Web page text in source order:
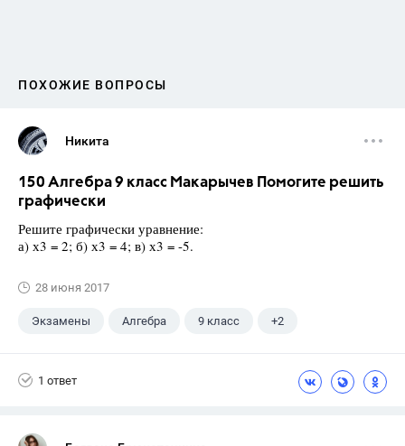
ПОХОЖИЕ ВОПРОСЫ
Никита
150 Алгебра 9 класс Макарычев Помогите решить
графически
Решите графически уравнение:
а) х3 = 2; б) х3 = 4; в) х3 = -5.
28 июня 2017
Экзамены Алгебра 9 класс +2
1 ответ